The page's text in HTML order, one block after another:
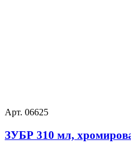
Арт. 06625
ЗУБР 310 мл,